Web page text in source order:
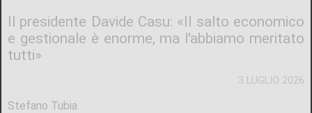
3 LUGLIO 2026
Il presidente Davide Casu: «Il salto economico
e gestionale è enorme, ma l'abbiamo meritato
tutti»
Stefano Tubia